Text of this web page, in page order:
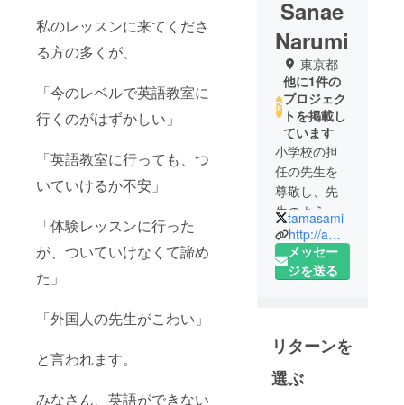
私のレッスンに来てくださ
る方の多くが、
「今のレベルで英語教室に
行くのがはずかしい」
「英語教室に行っても、つ
いていけるか不安」
「体験レッスンに行った
が、ついていけなくて諦め
た」
「外国人の先生がこわい」
と言われます。
みなさん、英語ができない
Sanae
Narumi
東京都
他に1件の
プロジェク
トを掲載し
ています
小学校の担
任の先生を
尊敬し、先
生のように
なりたいと
考え、
将来の夢
になるこ
と」。
なので、小
tamasami
http://ameblo.jp/tama3kouhou
メッセー
ジを送る
リターンを
選ぶ